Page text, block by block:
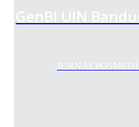
GenBI UIN